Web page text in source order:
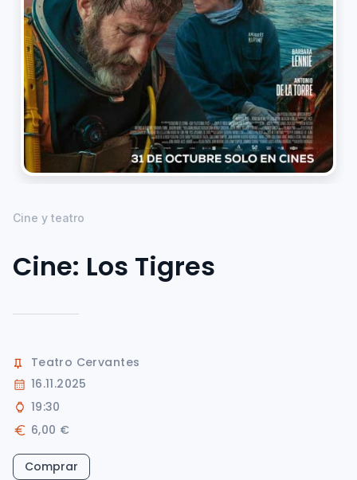
Cine y teatro
Cine: Los Tigres
Teatro Cervantes
16.11.2025
19:30
6,00 €
Comprar